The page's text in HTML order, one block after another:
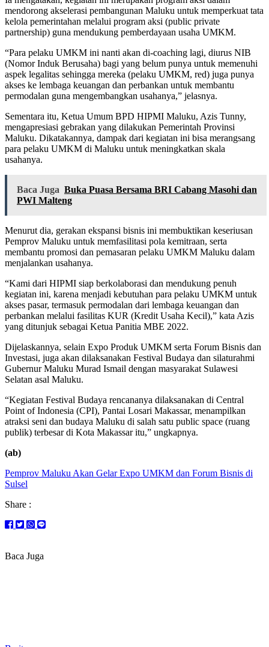
mendorong akselerasi pembangunan Maluku untuk memperkuat tata
kelola pemerintahan melalui program aksi (public private
partnership) guna mendukung pemberdayaan usaha UMKM.
“Para pelaku UMKM ini nanti akan di-coaching lagi, diurus NIB
(Nomor Induk Berusaha) bagi yang belum punya untuk memenuhi
aspek legalitas sehingga mereka (pelaku UMKM, red) juga punya
akses ke lembaga keuangan dan perbankan untuk membantu
permodalan guna mengembangkan usahanya,” jelasnya.
Sementara itu, Ketua Umum BPD HIPMI Maluku, Azis Tunny,
mengapresiasi gebrakan yang dilakukan Pemerintah Provinsi
Maluku. Dikatakannya, dampak dari kegiatan ini bisa merangsang
para pelaku UMKM di Maluku untuk meningkatkan skala
usahanya.
Baca Juga Buka Puasa Bersama BRI Cabang Masohi dan
PWI Malteng
Menurut dia, gerakan ekspansi bisnis ini membuktikan keseriusan
Pemprov Maluku untuk memfasilitasi pola kemitraan, serta
membantu promosi dan pemasaran pelaku UMKM Maluku dalam
menjalankan usahanya.
“Kami dari HIPMI siap berkolaborasi dan mendukung penuh
kegiatan ini, karena menjadi kebutuhan para pelaku UMKM untuk
akses pasar, termasuk permodalan dari lembaga keuangan dan
perbankan melalui fasilitas KUR (Kredit Usaha Kecil),” kata Azis
yang ditunjuk sebagai Ketua Panitia MBE 2022.
Dijelaskannya, selain Expo Produk UMKM serta Forum Bisnis dan
Investasi, juga akan dilaksanakan Festival Budaya dan silaturahmi
Gubernur Maluku Murad Ismail dengan masyarakat Sulawesi
Selatan asal Maluku.
“Kegiatan Festival Budaya rencananya dilaksanakan di Central
Point of Indonesia (CPI), Pantai Losari Makassar, menampilkan
atraksi seni dan budaya Maluku di salah satu public space (ruang
publik) terbesar di Kota Makassar itu,” ungkapnya.
(ab)
Pemprov Maluku Akan Gelar Expo UMKM dan Forum Bisnis di
Sulsel
Share :
Baca Juga